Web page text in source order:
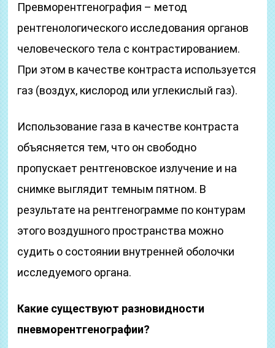
Превморентгенография – метод
рентгенологического исследования органов
человеческого тела с контрастированием.
При этом в качестве контраста используется
газ (воздух, кислород или углекислый газ).
Использование газа в качестве контраста
объясняется тем, что он свободно
пропускает рентгеновское излучение и на
снимке выглядит темным пятном. В
результате на рентгенограмме по контурам
этого воздушного пространства можно
судить о состоянии внутренней оболочки
исследуемого органа.
Какие существуют разновидности
пневморентгенографии?